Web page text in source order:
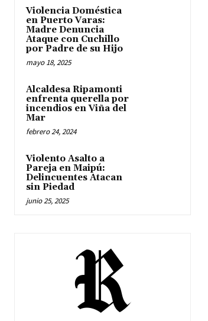
Violencia Doméstica
en Puerto Varas:
Madre Denuncia
Ataque con Cuchillo
por Padre de su Hijo
mayo 18, 2025
Alcaldesa Ripamonti
enfrenta querella por
incendios en Viña del
Mar
febrero 24, 2024
Violento Asalto a
Pareja en Maipú:
Delincuentes Atacan
sin Piedad
junio 25, 2025